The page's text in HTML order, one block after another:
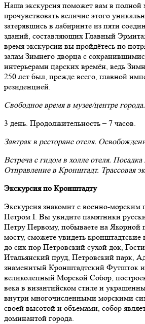
Наша экскурсия поможет вам в полной
прочувствовать величие этого
затерявшись в лабиринте из пяти
зданий, составляющих Главный
время экскурсии вы пройдётесь по
залам Зимнего дворца с
интерьерами царских времён, ведь
250 лет был, прежде всего, главной
резиденцией.
Свободное время в музее/центре города.
3 день. Продолжительность – 7 часов.
Завтрак в ресторане отеля.
Встреча с гидом в холле отеля. Посадка
Отправление в Кронштадт. Трассовая
Экскурсия по Кронштадту
Экскурсия знакомит с военно-
Петром I. Вы увидите памятники
Петру Первому, побываете на Якорной
мосту, сможете увидеть
до сих пор Петровский сухой док,
Итальянский пруд, Петровский парк,
знаменитый Кронштадтский Футшток
великолепный Морской Собор,
века в византийском стиле и
внутри многочисленными морскими
своей высотой и объемами, собор
доминантой города.